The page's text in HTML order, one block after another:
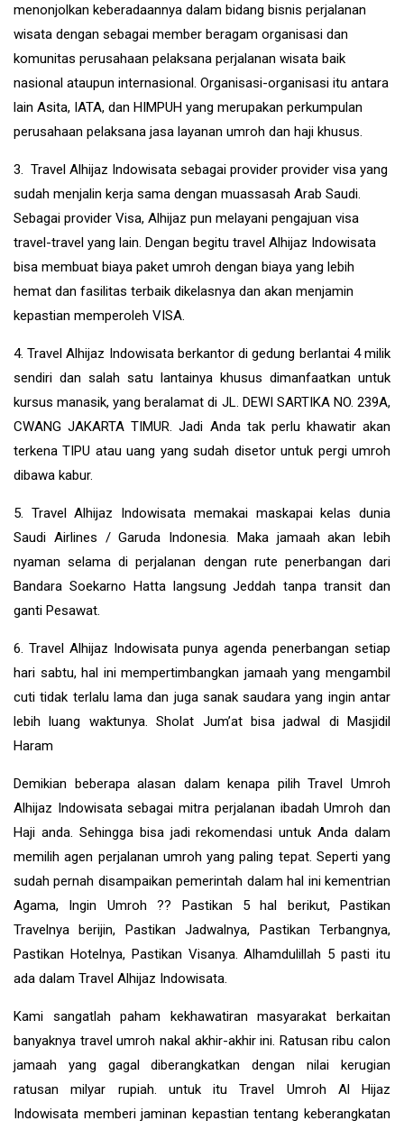
menonjolkan keberadaannya dalam bidang bisnis perjalanan
wisata dengan sebagai member beragam organisasi dan
komunitas perusahaan pelaksana perjalanan wisata baik
nasional ataupun internasional. Organisasi-organisasi itu antara
lain Asita, IATA, dan HIMPUH yang merupakan perkumpulan
perusahaan pelaksana jasa layanan umroh dan haji khusus.
3. Travel Alhijaz Indowisata sebagai provider provider visa yang
sudah menjalin kerja sama dengan muassasah Arab Saudi.
Sebagai provider Visa, Alhijaz pun melayani pengajuan visa
travel-travel yang lain. Dengan begitu travel Alhijaz Indowisata
bisa membuat biaya paket umroh dengan biaya yang lebih
hemat dan fasilitas terbaik dikelasnya dan akan menjamin
kepastian memperoleh VISA.
4. Travel Alhijaz Indowisata berkantor di gedung berlantai 4 milik
sendiri dan salah satu lantainya khusus dimanfaatkan untuk
kursus manasik, yang beralamat di JL. DEWI SARTIKA NO. 239A,
CWANG JAKARTA TIMUR. Jadi Anda tak perlu khawatir akan
terkena TIPU atau uang yang sudah disetor untuk pergi umroh
dibawa kabur.
5. Travel Alhijaz Indowisata memakai maskapai kelas dunia
Saudi Airlines / Garuda Indonesia. Maka jamaah akan lebih
nyaman selama di perjalanan dengan rute penerbangan dari
Bandara Soekarno Hatta langsung Jeddah tanpa transit dan
ganti Pesawat.
6. Travel Alhijaz Indowisata punya agenda penerbangan setiap
hari sabtu, hal ini mempertimbangkan jamaah yang mengambil
cuti tidak terlalu lama dan juga sanak saudara yang ingin antar
lebih luang waktunya. Sholat Jum’at bisa jadwal di Masjidil
Haram
Demikian beberapa alasan dalam kenapa pilih Travel Umroh
Alhijaz Indowisata sebagai mitra perjalanan ibadah Umroh dan
Haji anda. Sehingga bisa jadi rekomendasi untuk Anda dalam
memilih agen perjalanan umroh yang paling tepat. Seperti yang
sudah pernah disampaikan pemerintah dalam hal ini kementrian
Agama, Ingin Umroh ?? Pastikan 5 hal berikut, Pastikan
Travelnya berijin, Pastikan Jadwalnya, Pastikan Terbangnya,
Pastikan Hotelnya, Pastikan Visanya. Alhamdulillah 5 pasti itu
ada dalam Travel Alhijaz Indowisata.
Kami sangatlah paham kekhawatiran masyarakat berkaitan
banyaknya travel umroh nakal akhir-akhir ini. Ratusan ribu calon
jamaah yang gagal diberangkatkan dengan nilai kerugian
ratusan milyar rupiah. untuk itu Travel Umroh Al Hijaz
Indowisata memberi jaminan kepastian tentang keberangkatan